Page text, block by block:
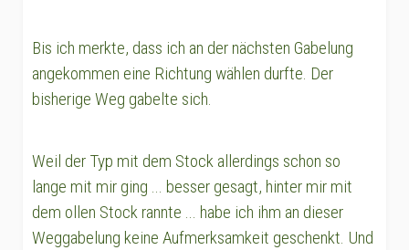
Bis ich merkte, dass ich an der nächsten Gabelung
angekommen eine Richtung wählen durfte. Der
bisherige Weg gabelte sich.
Weil der Typ mit dem Stock allerdings schon so
lange mit mir ging ... besser gesagt, hinter mir mit
dem ollen Stock rannte ... habe ich ihm an dieser
Weggabelung keine Aufmerksamkeit geschenkt. Und